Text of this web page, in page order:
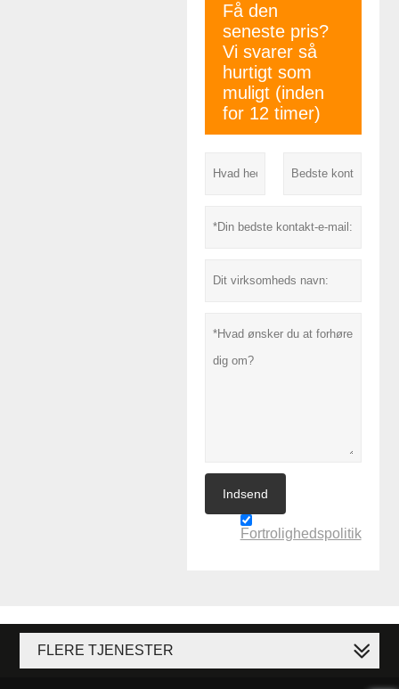
Få den
seneste pris?
Vi svarer så
hurtigt som
muligt (inden
for 12 timer)
Indsend
Fortrolighedspolitik
FLERE TJENESTER